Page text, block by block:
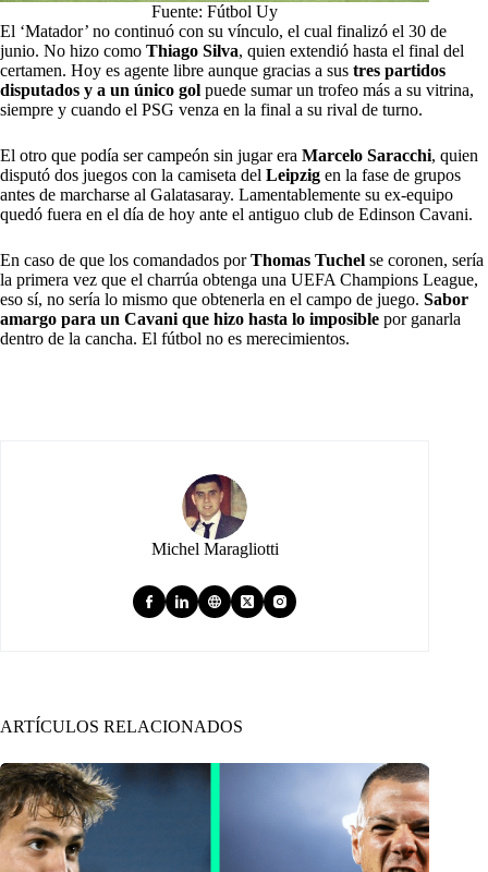
Fuente: Fútbol Uy
El ‘Matador’ no continuó con su vínculo, el cual finalizó el 30 de
junio. No hizo como Thiago Silva, quien extendió hasta el final del
certamen. Hoy es agente libre aunque gracias a sus tres partidos
disputados y a un único gol puede sumar un trofeo más a su vitrina,
siempre y cuando el PSG venza en la final a su rival de turno.
El otro que podía ser campeón sin jugar era Marcelo Saracchi, quien
disputó dos juegos con la camiseta del Leipzig en la fase de grupos
antes de marcharse al Galatasaray. Lamentablemente su ex-equipo
quedó fuera en el día de hoy ante el antiguo club de Edinson Cavani.
En caso de que los comandados porThomas Tuchel se coronen, sería
la primera vez que el charrúa obtenga una UEFA Champions League,
eso sí, no sería lo mismo que obtenerla en el campo de juego. Sabor
amargo para un Cavani que hizo hasta lo imposible por ganarla
dentro de la cancha. El fútbol no es merecimientos.
Michel Maragliotti
ARTÍCULOS RELACIONADOS